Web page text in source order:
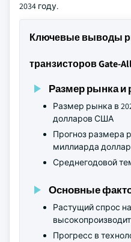
2034 году.
Ключевые выводы
транзисторов Gate-
Размер рынка и
Размер рынка в
долларов США
Прогноз размера
миллиарда
Среднегодовой
Основные
Растущий спрос на
Прогресс в